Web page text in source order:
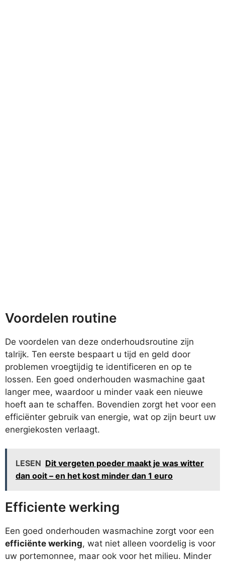
Voordelen routine
De voordelen van deze onderhoudsroutine zijn
talrijk. Ten eerste bespaart u tijd en geld door
problemen vroegtijdig te identificeren en op te
lossen. Een goed onderhouden wasmachine gaat
langer mee, waardoor u minder vaak een nieuwe
hoeft aan te schaffen. Bovendien zorgt het voor een
efficiënter gebruik van energie, wat op zijn beurt uw
energiekosten verlaagt.
LESEN Dit vergeten poeder maakt je was witter
dan ooit – en het kost minder dan 1 euro
Efficiente werking
Een goed onderhouden wasmachine zorgt voor een
efficiënte werking, wat niet alleen voordelig is voor
uw portemonnee, maar ook voor het milieu. Minder